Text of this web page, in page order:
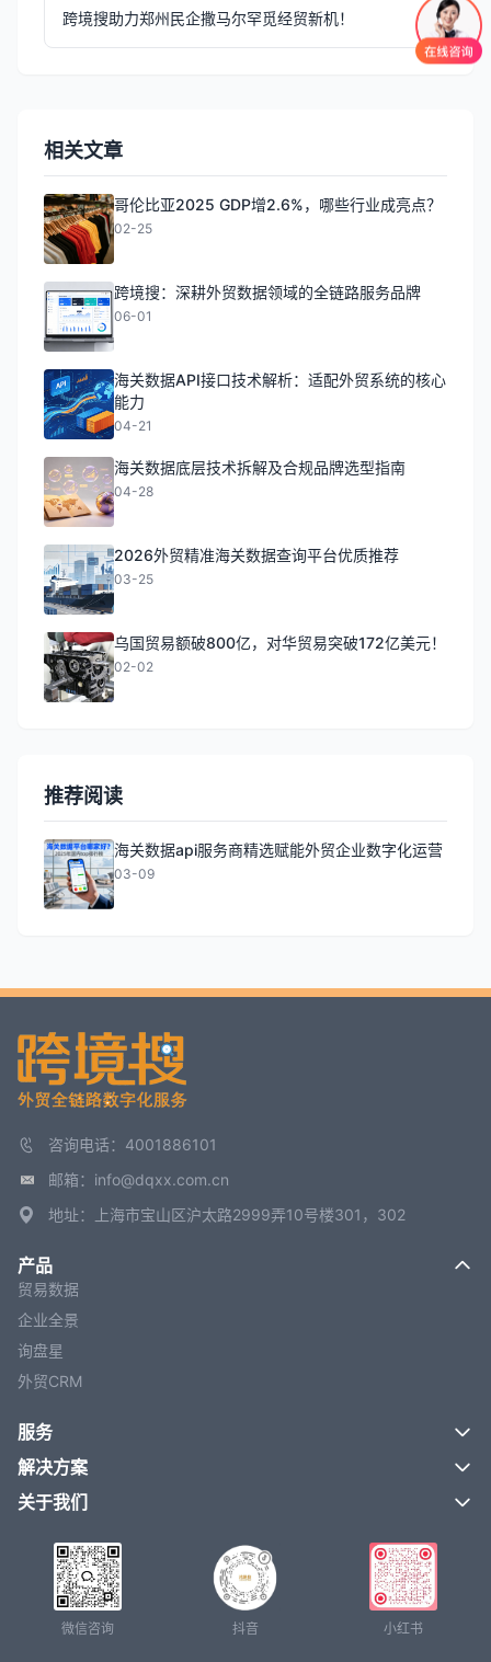
跨境搜助力郑州民企撒马尔罕觅经贸新机！
相关文章
哥伦比亚2025 GDP增2.6%，哪些行业成亮点？
02-25
跨境搜：深耕外贸数据领域的全链路服务品牌
06-01
海关数据API接口技术解析：适配外贸系统的核心
能力
04-21
海关数据底层技术拆解及合规品牌选型指南
04-28
2026外贸精准海关数据查询平台优质推荐
03-25
乌国贸易额破800亿，对华贸易突破172亿美元！
02-02
推荐阅读
海关数据api服务商精选赋能外贸企业数字化运营
03-09
咨询电话：4001886101
邮箱：info@dqxx.com.cn
地址：上海市宝山区沪太路2999弄10号楼301，302
产品
贸易数据
企业全景
询盘星
外贸CRM
服务
解决方案
关于我们
微信咨询 抖音 小红书